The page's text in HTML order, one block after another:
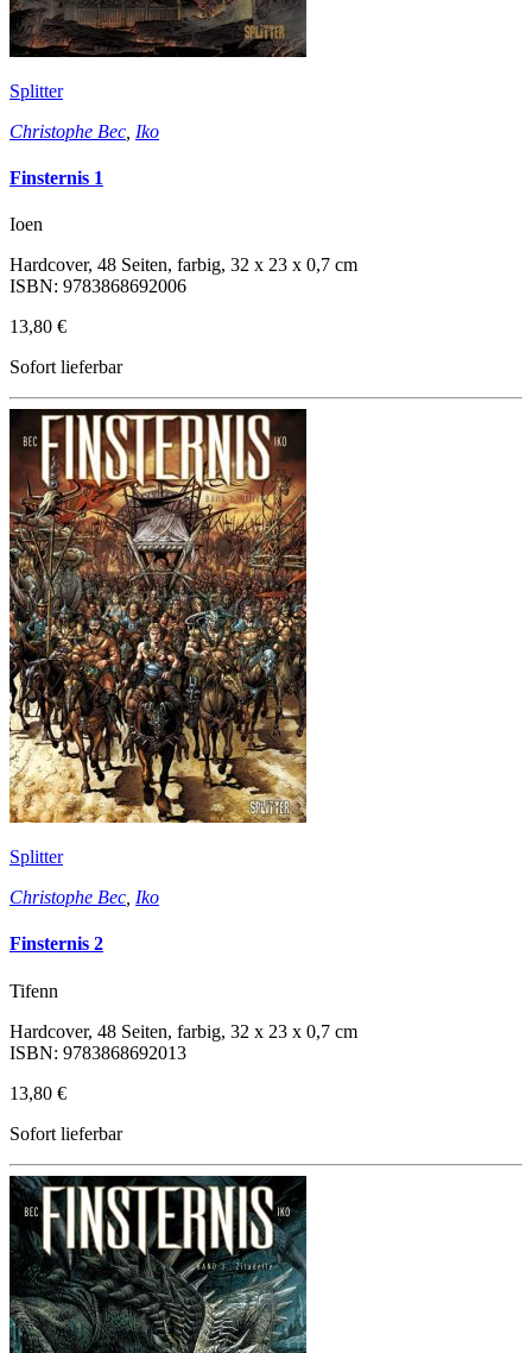
Splitter
Christophe Bec Iko
Finsternis 1
Ioen
Hardcover, 48 Seiten, farbig, 32 x 23 x 0,7 cm
ISBN: 9783868692006
13,80 €
Sofort lieferbar
Splitter
Christophe Bec Iko
Finsternis 2
Tifenn
Hardcover, 48 Seiten, farbig, 32 x 23 x 0,7 cm
ISBN: 9783868692013
13,80 €
Sofort lieferbar